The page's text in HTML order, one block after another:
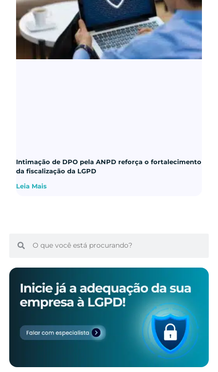
Intimação de DPO pela ANPD reforça o fortalecimento
da fiscalização da LGPD
Leia Mais